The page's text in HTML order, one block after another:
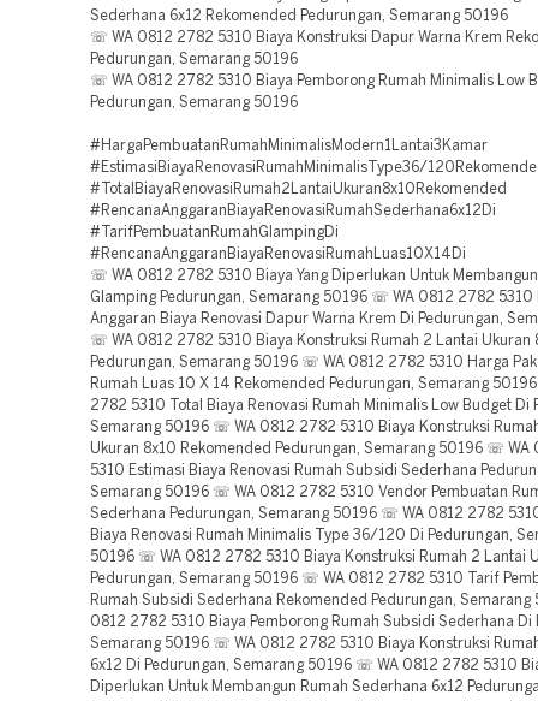
Sederhana 6x12 Rekomended Pedurungan, Semarang 50196
☏ WA 0812 2782 5310 Biaya Konstruksi Dapur Warna Krem
Pedurungan, Semarang 50196
☏ WA 0812 2782 5310 Biaya Pemborong Rumah Minimalis Low
Pedurungan, Semarang 50196
#HargaPembuatanRumahMinimalisModern1Lantai3Kamar
#EstimasiBiayaRenovasiRumahMinimalisType36/
#TotalBiayaRenovasiRumah2LantaiUkuran8x10Rekomended
#RencanaAnggaranBiayaRenovasiRumahSederhana6x12Di
#TarifPembuatanRumahGlampingDi
#RencanaAnggaranBiayaRenovasiRumahLuas10X14Di
☏ WA 0812 2782 5310 Biaya Yang Diperlukan Untuk
Glamping Pedurungan, Semarang 50196 ☏ WA 0812 2782 5310
Anggaran Biaya Renovasi Dapur Warna Krem Di Pedurungan,
☏ WA 0812 2782 5310 Biaya Konstruksi Rumah 2 Lantai Ukuran
Pedurungan, Semarang 50196 ☏ WA 0812 2782 5310 Harga
Rumah Luas 10 X 14 Rekomended Pedurungan, Semarang
2782 5310 Total Biaya Renovasi Rumah Minimalis Low Budget Di
Semarang 50196 ☏ WA 0812 2782 5310 Biaya Konstruksi
Ukuran 8x10 Rekomended Pedurungan, Semarang 50196 ☏ WA
5310 Estimasi Biaya Renovasi Rumah Subsidi Sederhana
Semarang 50196 ☏ WA 0812 2782 5310 Vendor Pembuatan
Sederhana Pedurungan, Semarang 50196 ☏ WA 0812 2782
Biaya Renovasi Rumah Minimalis Type 36/120 Di Pedurungan,
50196 ☏ WA 0812 2782 5310 Biaya Konstruksi Rumah 2 Lantai
Pedurungan, Semarang 50196 ☏ WA 0812 2782 5310 Tarif
Rumah Subsidi Sederhana Rekomended Pedurungan,
0812 2782 5310 Biaya Pemborong Rumah Subsidi Sederhana Di
Semarang 50196 ☏ WA 0812 2782 5310 Biaya Konstruksi
6x12 Di Pedurungan, Semarang 50196 ☏ WA 0812 2782 5310
Diperlukan Untuk Membangun Rumah Sederhana 6x12